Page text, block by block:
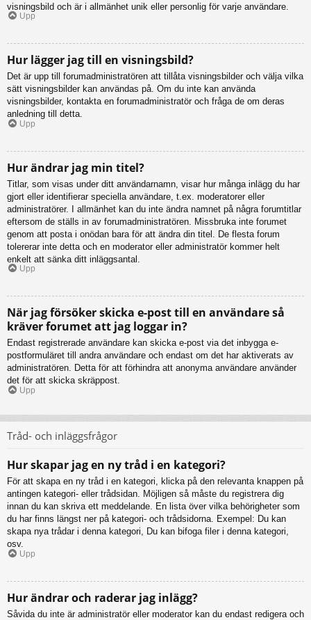
visningsbild och är i allmänhet unik eller personlig för varje användare.
Upp
Hur lägger jag till en visningsbild?
Det är upp till forumadministratören att tillåta visningsbilder och välja vilka
sätt visningsbilder kan användas på. Om du inte kan använda
visningsbilder, kontakta en forumadministratör och fråga de om deras
anledning till detta.
Upp
Hur ändrar jag min titel?
Titlar, som visas under ditt användarnamn, visar hur många inlägg du har
gjort eller identifierar speciella användare, t.ex. moderatorer eller
administratörer. I allmänhet kan du inte ändra namnet på några forumtitlar
eftersom de ställs in av forumadministratören. Missbruka inte forumet
genom att posta i onödan bara för att ändra din titel. De flesta forum
tolererar inte detta och en moderator eller administratör kommer helt
enkelt att sänka ditt inläggsantal.
Upp
När jag försöker skicka e-post till en användare så
kräver forumet att jag loggar in?
Endast registrerade användare kan skicka e-post via det inbygga e-
postformuläret till andra användare och endast om det har aktiverats av
administratören. Detta för att förhindra att anonyma användare använder
det för att skicka skräppost.
Upp
Tråd- och inläggsfrågor
Hur skapar jag en ny tråd i en kategori?
För att skapa en ny tråd i en kategori, klicka på den relevanta knappen på
antingen kategori- eller trådsidan. Möjligen så måste du registrera dig
innan du kan skriva ett meddelande. En lista över vilka behörigheter som
du har finns längst ner på kategori- och trådsidorna. Exempel: Du kan
skapa nya trådar i denna kategori, Du kan bifoga filer i denna kategori,
osv.
Upp
Hur ändrar och raderar jag inlägg?
Såvida du inte är administratör eller moderator kan du endast redigera och